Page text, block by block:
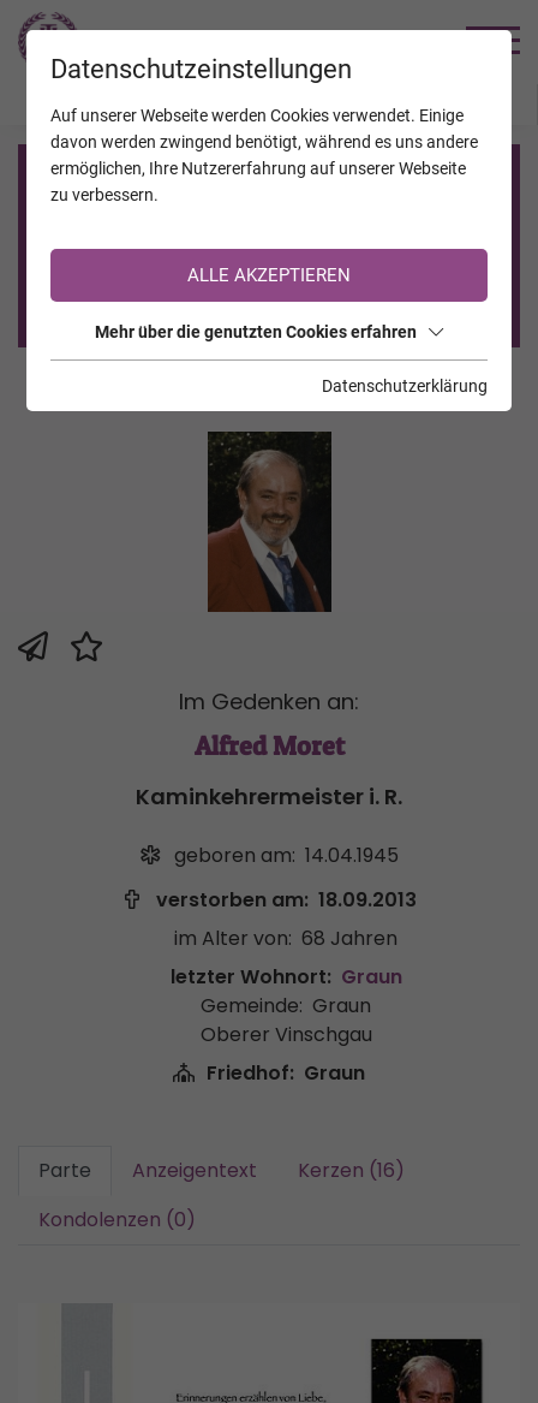
Registrierung auf TrauerHilfe.it
Sie sind noch nicht auf TrauerHilfe.it registriert?
>> zur kostenlosen Registrierung <<
Im Gedenken an:
Alfred Moret
Kaminkehrermeister i. R.
geboren am: 14.04.1945
verstorben am: 18.09.2013
im Alter von: 68 Jahren
letzter Wohnort: Graun
Gemeinde: Graun
Oberer Vinschgau
Friedhof: Graun
Parte Anzeigentext
Kerzen (16)
Kondolenzen (0)
Datenschutzeinstellungen
Auf unserer Webseite werden Cookies verwendet. Einige
davon werden zwingend benötigt, während es uns andere
ermöglichen, Ihre Nutzererfahrung auf unserer Webseite
zu verbessern.
ALLE AKZEPTIEREN
Mehr über die genutzten Cookies erfahren
Datenschutzerklärung
JAHRESTAGE KALENDER VERSTORBENE